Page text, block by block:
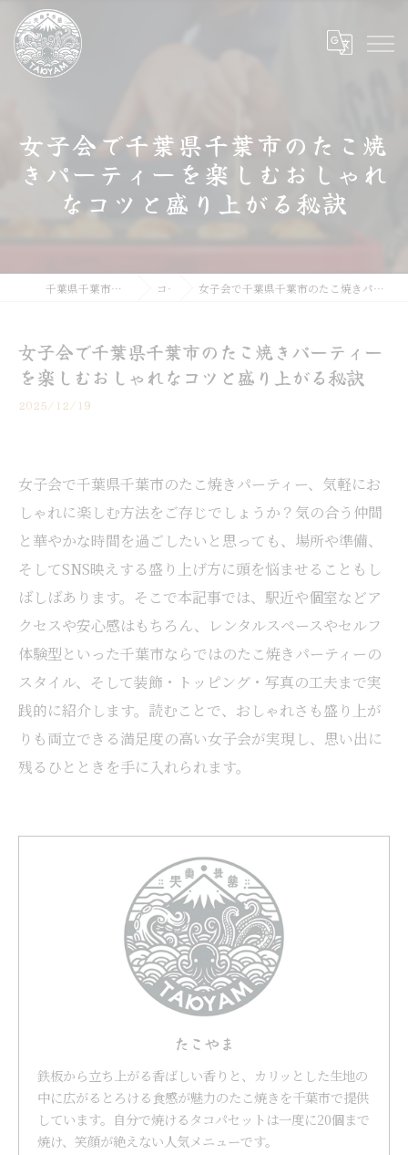
女子会で千葉県千葉市のたこ焼
きパーティーを楽しむおしゃれ
なコツと盛り上がる秘訣
千葉県千葉市のたこ焼きならたこやま コラム 女子会で千葉県千葉市のたこ焼きパーティーを楽しむおしゃれなコツと盛り上がる秘訣
女子会で千葉県千葉市のたこ焼きパーティー
を楽しむおしゃれなコツと盛り上がる秘訣
2025/12/19
女子会で千葉県千葉市のたこ焼きパーティー、気軽にお
しゃれに楽しむ方法をご存じでしょうか？気の合う仲間
と華やかな時間を過ごしたいと思っても、場所や準備、
そしてSNS映えする盛り上げ方に頭を悩ませることもし
ばしばあります。そこで本記事では、駅近や個室などア
クセスや安心感はもちろん、レンタルスペースやセルフ
体験型といった千葉市ならではのたこ焼きパーティーの
スタイル、そして装飾・トッピング・写真の工夫まで実
践的に紹介します。読むことで、おしゃれさも盛り上が
りも両立できる満足度の高い女子会が実現し、思い出に
残るひとときを手に入れられます。
たこやま
鉄板から立ち上がる香ばしい香りと、カリッとした生地の
中に広がるとろける食感が魅力のたこ焼きを千葉市で提供
しています。自分で焼けるタコパセットは一度に20個まで
焼け、笑顔が絶えない人気メニューです。